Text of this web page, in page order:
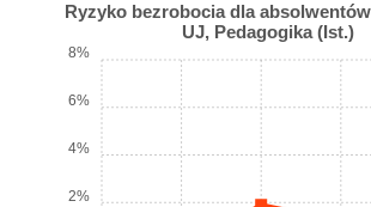
Ryzyko bezrobocia dla
UJ, Pedagogika (Ist.)
2%
4%
6%
8%